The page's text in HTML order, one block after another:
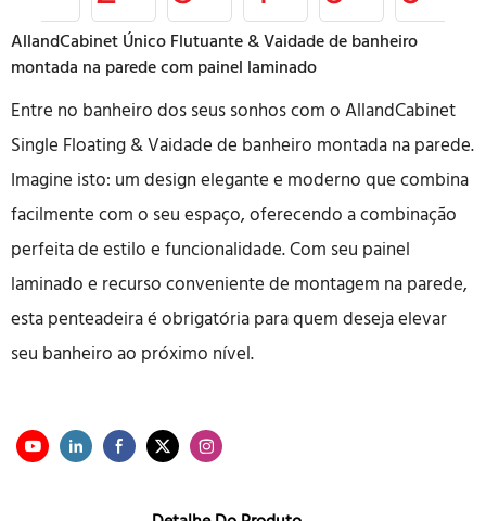
AllandCabinet Único Flutuante & Vaidade de banheiro
montada na parede com painel laminado
Entre no banheiro dos seus sonhos com o AllandCabinet
Single Floating & Vaidade de banheiro montada na parede.
Imagine isto: um design elegante e moderno que combina
facilmente com o seu espaço, oferecendo a combinação
perfeita de estilo e funcionalidade. Com seu painel
laminado e recurso conveniente de montagem na parede,
esta penteadeira é obrigatória para quem deseja elevar
seu banheiro ao próximo nível.